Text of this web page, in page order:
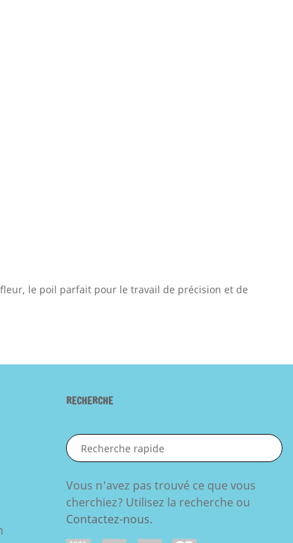
le poil parfait pour le travail de précision et de
RECHERCHE
Vous n'avez pas trouvé ce que vous
cherchiez? Utilisez la recherche ou
Contactez-nous.